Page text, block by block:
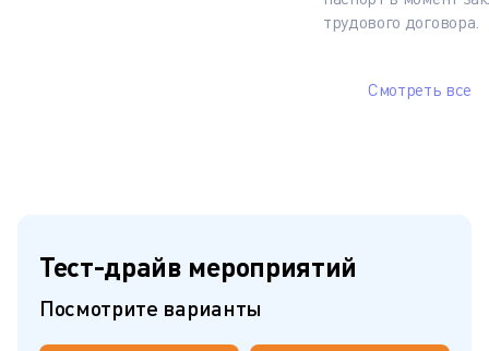
трудового договора.
Смотреть все
Тест-драйв мероприятий
Посмотрите варианты